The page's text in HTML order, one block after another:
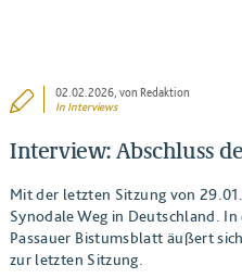
02.02.2026, von Redaktion
In Interviews
Interview: Abschluss
Mit der letzten Sitzung von
Synodale Weg in Deutschland.
Passauer Bistumsblatt äußert
zur letzten Sitzung.